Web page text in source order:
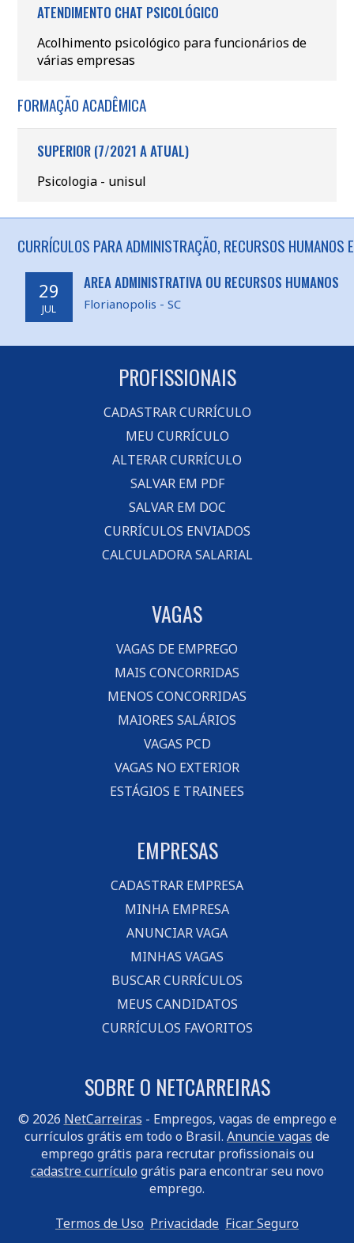
ATENDIMENTO CHAT PSICOLÓGICO
Acolhimento psicológico para funcionários de
várias empresas
FORMAÇÃO ACADÊMICA
SUPERIOR (7/2021 A ATUAL)
Psicologia - unisul
CURRÍCULOS PARA ADMINISTRAÇÃO, RECURSOS HUMANOS
29
JUL
AREA ADMINISTRATIVA OU RECURSOS HUMANOS
Florianopolis - SC
PROFISSIONAIS
CADASTRAR CURRÍCULO
MEU CURRÍCULO
ALTERAR CURRÍCULO
SALVAR EM PDF
SALVAR EM DOC
CURRÍCULOS ENVIADOS
CALCULADORA SALARIAL
VAGAS
VAGAS DE EMPREGO
MAIS CONCORRIDAS
MENOS CONCORRIDAS
MAIORES SALÁRIOS
VAGAS PCD
VAGAS NO EXTERIOR
ESTÁGIOS E TRAINEES
EMPRESAS
CADASTRAR EMPRESA
MINHA EMPRESA
ANUNCIAR VAGA
MINHAS VAGAS
BUSCAR CURRÍCULOS
MEUS CANDIDATOS
CURRÍCULOS FAVORITOS
SOBRE O NETCARREIRAS
© 2026 NetCarreiras - Empregos, vagas de emprego e
currículos grátis em todo o Brasil. Anuncie vagas de
emprego grátis para recrutar profissionais ou
cadastre currículo grátis para encontrar seu novo
emprego.
Termos de Uso Privacidade Ficar Seguro